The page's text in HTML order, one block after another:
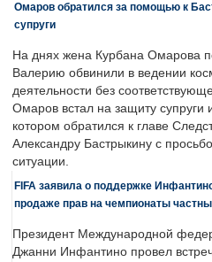
Омаров обратился за помощью к
супруги
На днях жена Курбана Омарова
Валерию обвинили в ведении
деятельности без
Омаров встал на защиту супруги
котором обратился к главе
Александру Бастрыкину с
ситуации.
FIFA заявила о поддержке
продаже прав на чемпионаты
Президент Международной
Джанни Инфантино провел